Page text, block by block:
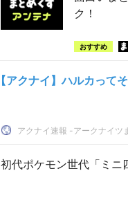
ク！
おすすめ
【アクナイ】ハルカって
アクナイ速報 -アークナイツ
初代ポケモン世代「ミニ